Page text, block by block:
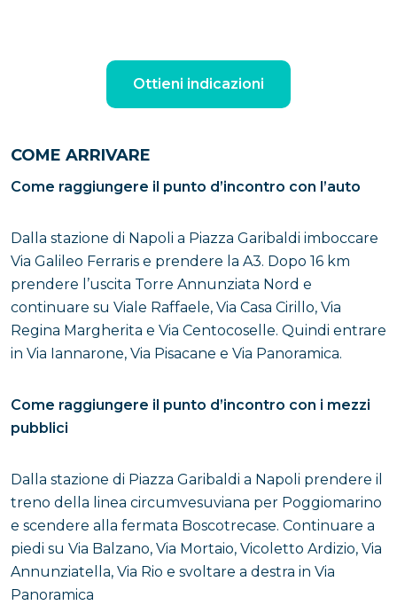
Ottieni indicazioni
COME ARRIVARE
Come raggiungere il punto d’incontro con l’auto
Dalla stazione di Napoli a Piazza Garibaldi imboccare
Via Galileo Ferraris e prendere la A3. Dopo 16 km
prendere l’uscita Torre Annunziata Nord e
continuare su Viale Raffaele, Via Casa Cirillo, Via
Regina Margherita e Via Centocoselle. Quindi entrare
in Via Iannarone, Via Pisacane e Via Panoramica.
Come raggiungere il punto d’incontro con i mezzi
pubblici
Dalla stazione di Piazza Garibaldi a Napoli prendere il
treno della linea circumvesuviana per Poggiomarino
e scendere alla fermata Boscotrecase. Continuare a
piedi su Via Balzano, Via Mortaio, Vicoletto Ardizio, Via
Annunziatella, Via Rio e svoltare a destra in Via
Panoramica